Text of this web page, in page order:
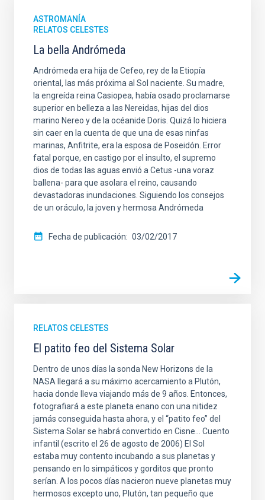
ASTROMANÍA
RELATOS CELESTES
La bella Andrómeda
Andrómeda era hija de Cefeo, rey de la Etiopía
oriental, las más próxima al Sol naciente. Su madre,
la engreída reina Casiopea, había osado proclamarse
superior en belleza a las Nereidas, hijas del dios
marino Nereo y de la océanide Doris. Quizá lo hiciera
sin caer en la cuenta de que una de esas ninfas
marinas, Anfitrite, era la esposa de Poseidón. Error
fatal porque, en castigo por el insulto, el supremo
dios de todas las aguas envió a Cetus -una voraz
ballena- para que asolara el reino, causando
devastadoras inundaciones. Siguiendo los consejos
de un oráculo, la joven y hermosa Andrómeda
Fecha de publicación 03/02/2017
RELATOS CELESTES
El patito feo del Sistema Solar
Dentro de unos días la sonda New Horizons de la
NASA llegará a su máximo acercamiento a Plutón,
hacia donde lleva viajando más de 9 años. Entonces,
fotografiará a este planeta enano con una nitidez
jamás conseguida hasta ahora, y el “patito feo” del
Sistema Solar se habrá convertido en Cisne… Cuento
infantil (escrito el 26 de agosto de 2006) El Sol
estaba muy contento incubando a sus planetas y
pensando en lo simpáticos y gorditos que pronto
serían. A los pocos días nacieron nueve planetas muy
hermosos excepto uno, Plutón, tan pequeño que